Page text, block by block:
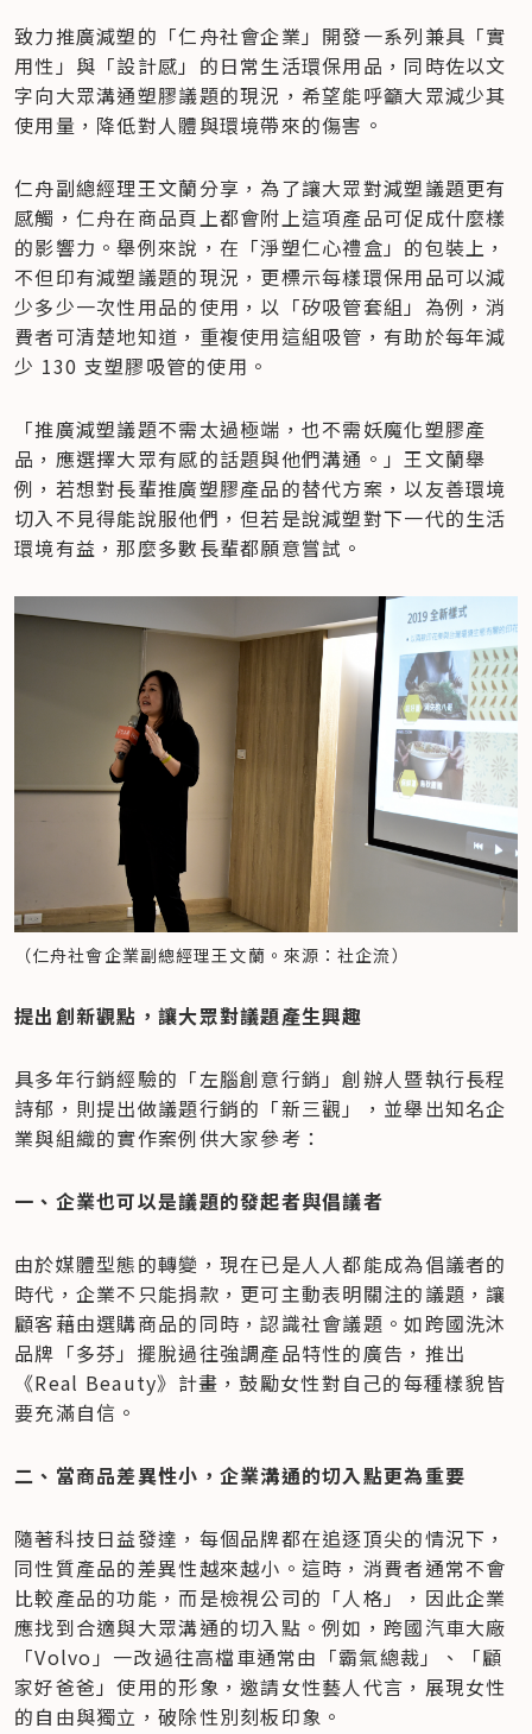
致力推廣減塑的「仁舟社會企業」開發一系列兼具「實
用性」與「設計感」的日常生活環保用品，同時佐以文
字向大眾溝通塑膠議題的現況，希望能呼籲大眾減少其
使用量，降低對人體與環境帶來的傷害。
仁舟副總經理王文蘭分享，為了讓大眾對減塑議題更有
感觸，仁舟在商品頁上都會附上這項產品可促成什麼樣
的影響力。舉例來說，在「淨塑仁心禮盒」的包裝上，
不但印有減塑議題的現況，更標示每樣環保用品可以減
少多少一次性用品的使用，以「矽吸管套組」為例，消
費者可清楚地知道，重複使用這組吸管，有助於每年減
少 130 支塑膠吸管的使用。
「推廣減塑議題不需太過極端，也不需妖魔化塑膠產
品，應選擇大眾有感的話題與他們溝通。」王文蘭舉
例，若想對長輩推廣塑膠產品的替代方案，以友善環境
切入不見得能說服他們，但若是說減塑對下一代的生活
環境有益，那麼多數長輩都願意嘗試。
（仁舟社會企業副總經理王文蘭。來源：社企流）
​提出創新觀點，讓大眾對議題產生興趣
具多年行銷經驗的「左腦創意行銷」創辦人暨執行長程
詩郁，則提出做議題行銷的「新三觀」，並舉出知名企
業與組織的實作案例供大家參考：
一、企業也可以是議題的發起者與倡議者
由於媒體型態的轉變，現在已是人人都能成為倡議者的
時代，企業不只能捐款，更可主動表明關注的議題，讓
顧客藉由選購商品的同時，認識社會議題。如跨國洗沐
品牌「多芬」擺脫過往強調產品特性的廣告，推出
《Real Beauty》計畫，鼓勵女性對自己的每種樣貌皆
要充滿自信。
二、當商品差異性小，企業溝通的切入點更為重要
隨著科技日益發達，每個品牌都在追逐頂尖的情況下，
同性質產品的差異性越來越小。這時，消費者通常不會
比較產品的功能，而是檢視公司的「人格」，因此企業
應找到合適與大眾溝通的切入點。例如，跨國汽車大廠
「Volvo」一改過往高檔車通常由「霸氣總裁」、「顧
家好爸爸」使用的形象，邀請女性藝人代言，展現女性
的自由與獨立，破除性別刻板印象。